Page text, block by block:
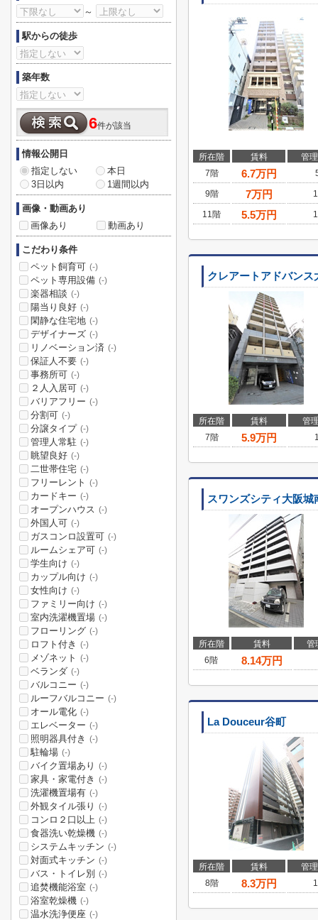
所在階 賃料
管
7階
6.7万円
9階 7万円
11階 5.5万円
クレアートアドバンス
所在階 賃料
管
7階
5.9万円
スワンズシティ大阪城
所在階 賃料
管
6階
8.14万円
La Douceur谷町
所在階 賃料
管
8階
8.3万円
～
駅からの徒歩
築年数
6件が該当
情報公開日
指定しない
本日
3日以内
1週間以内
画像・動画あり
画像あり
動画あり
こだわり条件
ペット飼育可 (-)
ペット専用設備 (-)
楽器相談 (-)
陽当り良好 (-)
閑静な住宅地 (-)
デザイナーズ (-)
リノベーション済 (-)
保証人不要 (-)
事務所可 (-)
２人入居可 (-)
バリアフリー (-)
分割可 (-)
分譲タイプ (-)
管理人常駐 (-)
眺望良好 (-)
二世帯住宅 (-)
フリーレント (-)
カードキー (-)
オープンハウス (-)
外国人可 (-)
ガスコンロ設置可 (-)
ルームシェア可 (-)
学生向け (-)
カップル向け (-)
女性向け (-)
ファミリー向け (-)
室内洗濯機置場 (-)
フローリング (-)
ロフト付き (-)
メゾネット (-)
ベランダ (-)
バルコニー (-)
ルーフバルコニー (-)
オール電化 (-)
エレベーター (-)
照明器具付き (-)
駐輪場 (-)
バイク置場あり (-)
家具・家電付き (-)
洗濯機置場有 (-)
外観タイル張り (-)
コンロ２口以上 (-)
食器洗い乾燥機 (-)
システムキッチン (-)
対面式キッチン (-)
バス・トイレ別 (-)
追焚機能浴室 (-)
浴室乾燥機 (-)
温水洗浄便座 (-)